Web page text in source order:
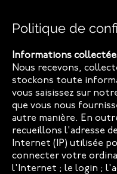
Politique de
Informations
Nous recevons,
stockons toute
vous saisissez sur
que vous nous
autre manière. En
recueillons l'adresse
Internet (IP) utilisée
connecter votre
l'Internet ; le login ;